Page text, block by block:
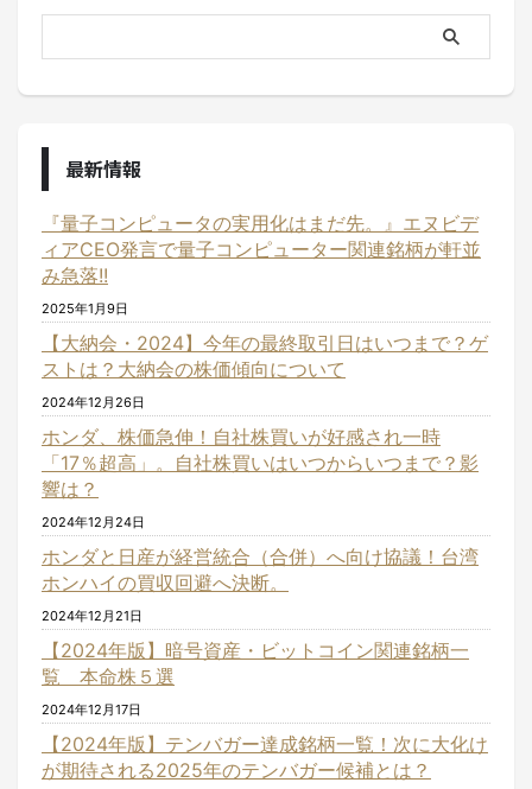
最新情報
『量子コンピュータの実用化はまだ先。』エヌビデ
ィアCEO発言で量子コンピューター関連銘柄が軒並
み急落!!
2025年1月9日
【大納会・2024】今年の最終取引日はいつまで？ゲ
ストは？大納会の株価傾向について
2024年12月26日
ホンダ、株価急伸！自社株買いが好感され一時
「17％超高」。自社株買いはいつからいつまで？影
響は？
2024年12月24日
ホンダと日産が経営統合（合併）へ向け協議！台湾
ホンハイの買収回避へ決断。
2024年12月21日
【2024年版】暗号資産・ビットコイン関連銘柄一
覧 本命株５選
2024年12月17日
【2024年版】テンバガー達成銘柄一覧！次に大化け
が期待される2025年のテンバガー候補とは？